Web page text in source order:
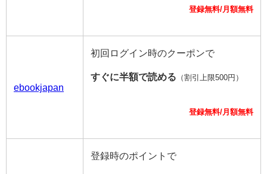
登録無料/月額無料
ebookjapan
初回ログイン時のクーポンで
すぐに半額で読める （割引上限500円）
登録無料/月額無料
登録時のポイントで